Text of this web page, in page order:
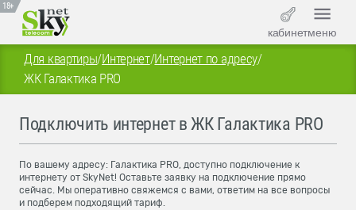
18+
кабинетменю
Для квартиры/Интернет/Интернет по адресу/
ЖК Галактика PRO
Подключить интернет в ЖК Галактика PRO
По вашему адресу: Галактика PRO, доступно подключение к
интернету от SkyNet! Оставьте заявку на подключение прямо
сейчас. Мы оперативно свяжемся с вами, ответим на все вопросы
и подберем подходящий тариф.